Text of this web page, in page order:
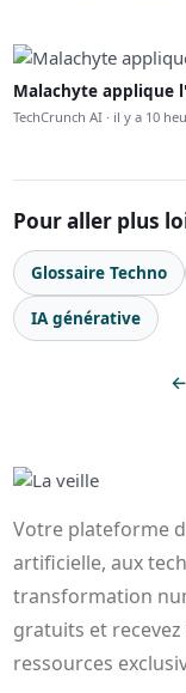
Malachyte applique
TechCrunch AI · il y a 10
Pour aller plus
Glossaire Techno
IA générative
←
Votre plateforme
artificielle, aux
transformation
gratuits et
ressources